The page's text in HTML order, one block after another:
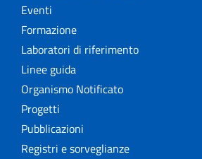
Eventi
Formazione
Laboratori di riferimento
Linee guida
Organismo Notificato
Progetti
Pubblicazioni
Registri e sorveglianze